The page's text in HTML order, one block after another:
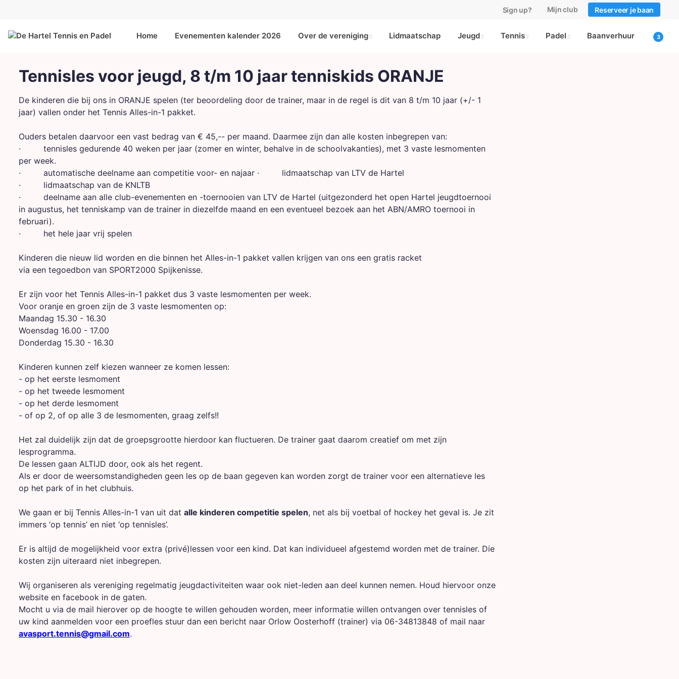
Sign up? Mijn club Reserveer je baan
Home Evenementen kalender 2026 Over de vereniging Lidmaatschap Jeugd Tennis Padel Baanverhuur
Tennisles voor jeugd, 8 t/m 10 jaar tenniskids ORANJE
De kinderen die bij ons in ORANJE spelen (ter beoordeling door de trainer, maar in de regel is dit van 8 t/m 10 jaar (+/- 1
jaar) vallen onder het Tennis Alles-in-1 pakket.
Ouders betalen daarvoor een vast bedrag van € 45,-- per maand. Daarmee zijn dan alle kosten inbegrepen van:
· tennisles gedurende 40 weken per jaar (zomer en winter, behalve in de schoolvakanties), met 3 vaste lesmomenten
per week.
· automatische deelname aan competitie voor- en najaar · lidmaatschap van LTV de Hartel
· lidmaatschap van de KNLTB
· deelname aan alle club-evenementen en -toernooien van LTV de Hartel (uitgezonderd het open Hartel jeugdtoernooi
in augustus, het tenniskamp van de trainer in diezelfde maand en een eventueel bezoek aan het ABN/AMRO toernooi in
februari).
· het hele jaar vrij spelen
Kinderen die nieuw lid worden en die binnen het Alles-in-1 pakket vallen krijgen van ons een gratis racket
via een tegoedbon van SPORT2000 Spijkenisse.
Er zijn voor het Tennis Alles-in-1 pakket dus 3 vaste lesmomenten per week.
Voor oranje en groen zijn de 3 vaste lesmomenten op:
Maandag 15.30 - 16.30
Woensdag 16.00 - 17.00
Donderdag 15.30 - 16.30
Kinderen kunnen zelf kiezen wanneer ze komen lessen:
- op het eerste lesmoment
- op het tweede lesmoment
- op het derde lesmoment
- of op 2, of op alle 3 de lesmomenten, graag zelfs!!
Het zal duidelijk zijn dat de groepsgrootte hierdoor kan fluctueren. De trainer gaat daarom creatief om met zijn
lesprogramma.
De lessen gaan ALTIJD door, ook als het regent.
Als er door de weersomstandigheden geen les op de baan gegeven kan worden zorgt de trainer voor een alternatieve les
op het park of in het clubhuis.
We gaan er bij Tennis Alles-in-1 van uit dat alle kinderen competitie spelen, net als bij voetbal of hockey het geval is. Je zit
immers ‘op tennis’ en niet ‘op tennisles’.
Er is altijd de mogelijkheid voor extra (privé)lessen voor een kind. Dat kan individueel afgestemd worden met de trainer. Die
kosten zijn uiteraard niet inbegrepen.
Wij organiseren als vereniging regelmatig jeugdactiviteiten waar ook niet-leden aan deel kunnen nemen. Houd hiervoor onze
website en facebook in de gaten.
Mocht u via de mail hierover op de hoogte te willen gehouden worden, meer informatie willen ontvangen over tennisles of
uw kind aanmelden voor een proefles stuur dan een bericht naar Orlow Oosterhoff (trainer) via 06-34813848 of mail naar
avasport.tennis@gmail.com.